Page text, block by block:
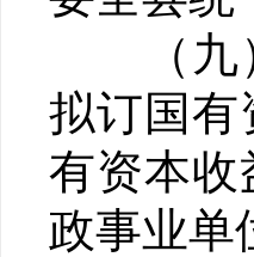
（九）
拟订国有
有资本收
政事业单